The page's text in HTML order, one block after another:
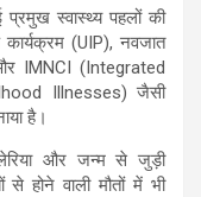
स्वास्थ्य पहलों की
कार्यक्रम (UIP), नवजात
IMNCI (Integrated
Illnesses) जैसी
है।
और जन्म से जुड़ी
होने वाली मौतों में भी